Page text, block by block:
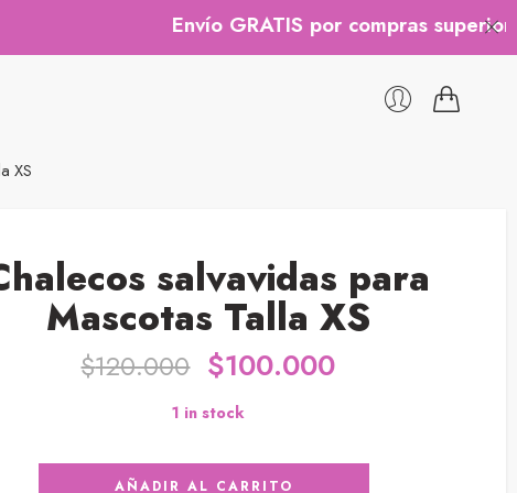
Envío GRATIS por compras superiores a
XS
salvavidas para
Mascotas Talla XS
$120.000 $100.000
1 in stock
AÑADIR AL CARRITO